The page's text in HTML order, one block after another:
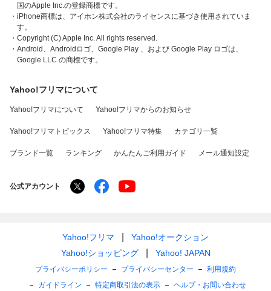
国のApple Inc.の登録商標です。
・iPhone商標は、アイホン株式会社のライセンスに基づき使用されていま
す。
・Copyright (C) Apple Inc. All rights reserved.
・Android、Androidロゴ、Google Play 、および Google Play ロゴは、
Google LLC の商標です。
Yahoo!フリマについて
Yahoo!フリマについて Yahoo!フリマからのお知らせ
Yahoo!フリマトピックス Yahoo!フリマ特集 カテゴリ一覧
ブランド一覧 ランキング かんたんご利用ガイド メール通知設定
公式アカウント
Yahoo!フリマ
Yahoo!オークション
Yahoo!ショッピング
Yahoo! JAPAN
プライバシーポリシー プライバシーセンター
利用規約
ガイドライン
特定商取引法の表示 ヘルプ・お問い合わせ